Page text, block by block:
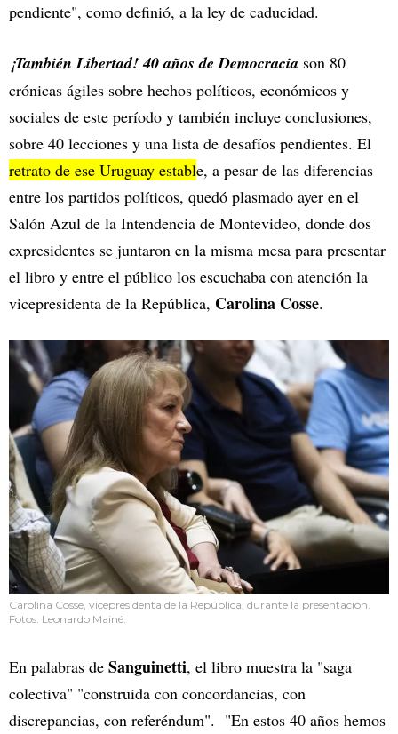
pendiente", como definió, a la ley de caducidad.
¡También Libertad! 40 años de Democracia son 80
crónicas ágiles sobre hechos políticos, económicos y
sociales de este período y también incluye conclusiones,
sobre 40 lecciones y una lista de desafíos pendientes. El
retrato de ese Uruguay estable, a pesar de las diferencias
entre los partidos políticos, quedó plasmado ayer en el
Salón Azul de la Intendencia de Montevideo, donde dos
expresidentes se juntaron en la misma mesa para presentar
el libro y entre el público los escuchaba con atención la
vicepresidenta de la República, Carolina Cosse.
Carolina Cosse, vicepresidenta de la República, durante la presentación.
Fotos: Leonardo Mainé.
En palabras de Sanguinetti, el libro muestra la "saga
colectiva" "construida con concordancias, con
discrepancias, con referéndum". "En estos 40 años hemos